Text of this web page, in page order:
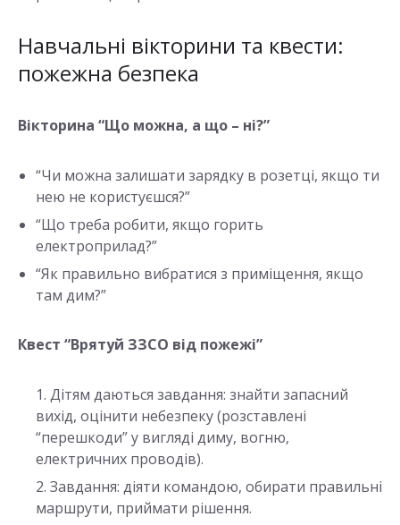
Навчальні вікторини та квести:
пожежна безпека
Вікторина “Що можна, а що – ні?”
“Чи можна залишати зарядку в розетці, якщо ти
нею не користуєшся?”
“Що треба робити, якщо горить
електроприлад?”
“Як правильно вибратися з приміщення, якщо
там дим?”
Квест “Врятуй ЗЗСО від пожежі”
Дітям даються завдання: знайти запасний
вихід, оцінити небезпеку (розставлені
“перешкоди” у вигляді диму, вогню,
електричних проводів).
Завдання: діяти командою, обирати правильні
маршрути, приймати рішення.